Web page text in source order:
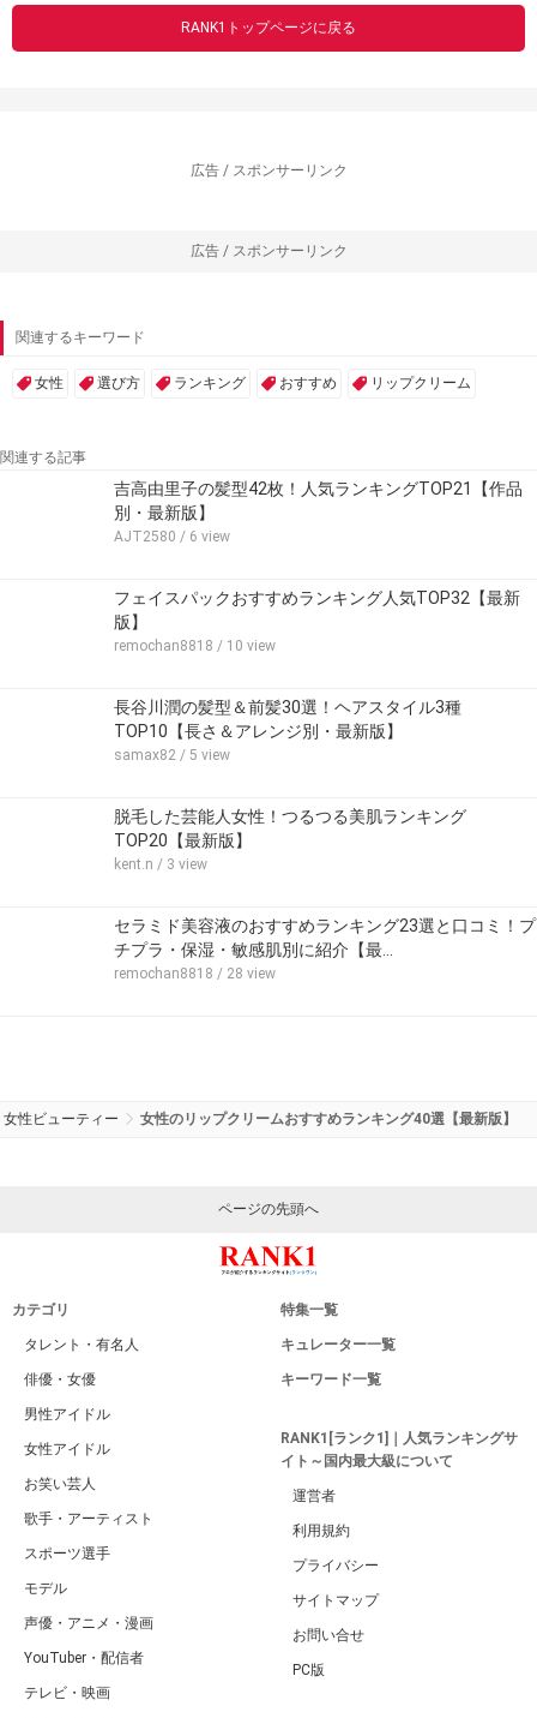
RANK1トップページに戻る
広告 / スポンサーリンク
広告 / スポンサーリンク
関連するキーワード
女性 選び方 ランキング おすすめ リップクリーム
関連する記事
吉高由里子の髪型42枚！人気ランキングTOP21【作品
別・最新版】
AJT2580 / 6 view
フェイスパックおすすめランキング人気TOP32【最新
版】
remochan8818 / 10 view
長谷川潤の髪型＆前髪30選！ヘアスタイル3種
TOP10【長さ＆アレンジ別・最新版】
samax82 / 5 view
脱毛した芸能人女性！つるつる美肌ランキング
TOP20【最新版】
kent.n / 3 view
セラミド美容液のおすすめランキング23選と口コミ！プ
チプラ・保湿・敏感肌別に紹介【最…
remochan8818 / 28 view
女性ビューティー 女性のリップクリームおすすめランキング40選【最新版】
ページの先頭へ
カテゴリ
タレント・有名人
俳優・女優
男性アイドル
女性アイドル
お笑い芸人
歌手・アーティスト
スポーツ選手
モデル
声優・アニメ・漫画
YouTuber・配信者
テレビ・映画
特集一覧
キュレーター一覧
キーワード一覧
RANK1[ランク1]｜人気ランキングサ
イト～国内最大級について
運営者
利用規約
プライバシー
サイトマップ
お問い合せ
PC版